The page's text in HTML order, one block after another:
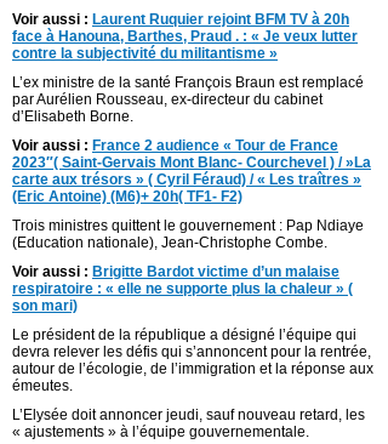
Voir aussi : Laurent Ruquier rejoint BFM TV à 20h
face à Hanouna, Barthes, Praud . : « Je veux lutter
contre la subjectivité du militantisme »
L’ex ministre de la santé François Braun est remplacé
par Aurélien Rousseau, ex-directeur du cabinet
d’Elisabeth Borne.
Voir aussi : France 2 audience « Tour de France
2023″( Saint-Gervais Mont Blanc- Courchevel ) / »La
carte aux trésors » ( Cyril Féraud) / « Les traîtres »
(Eric Antoine) (M6)+ 20h( TF1- F2)
Trois ministres quittent le gouvernement : Pap Ndiaye
(Education nationale), Jean-Christophe Combe.
Voir aussi : Brigitte Bardot victime d’un malaise
respiratoire : « elle ne supporte plus la chaleur » (
son mari)
Le président de la république a désigné l’équipe qui
devra relever les défis qui s’annoncent pour la rentrée,
autour de l’écologie, de l’immigration et la réponse aux
émeutes.
L’Elysée doit annoncer jeudi, sauf nouveau retard, les
« ajustements » à l’équipe gouvernementale.